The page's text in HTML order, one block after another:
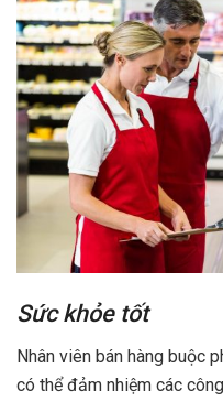
Sức khỏe tốt
Nhân viên bán hàng buộc
có thể đảm nhiệm các